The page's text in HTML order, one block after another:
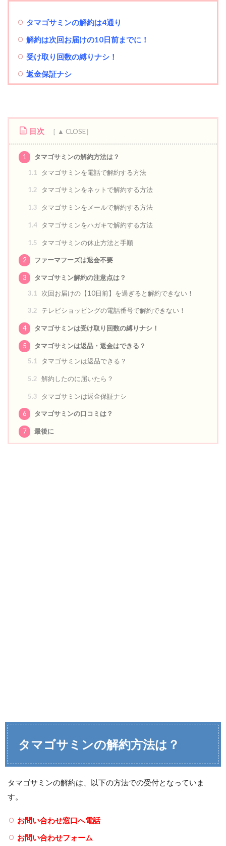
タマゴサミンの解約は4通り
解約は次回お届けの10日前までに！
受け取り回数の縛りナシ！
返金保証ナシ
目次
1
タマゴサミンの解約方法は？
1.1
タマゴサミンを電話で解約する方法
1.2 タマゴサミンをネットで解約する方法
1.3 タマゴサミンをメールで解約する方法
1.4 タマゴサミンをハガキで解約する方法
1.5 タマゴサミンの休止方法と手順
2 ファーマフーズは退会不要
3
タマゴサミン解約の注意点は？
3.1
次回お届けの【10日前】を過ぎると解約できない！
3.2 テレビショッピングの電話番号で解約できない！
4 タマゴサミンは受け取り回数の縛りナシ！
5
タマゴサミンは返品・返金はできる？
5.1
タマゴサミンは返品できる？
5.2 解約したのに届いたら？
5.3 タマゴサミンは返金保証ナシ
6 タマゴサミンの口コミは？
7 最後に
タマゴサミンの解約方法は？
タマゴサミンの解約は、以下の方法での受付となっていま
す。
お問い合わせ窓口へ電話
お問い合わせフォーム